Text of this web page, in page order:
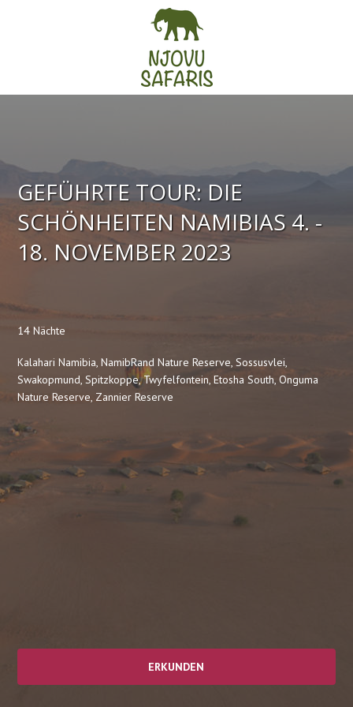
GEFÜHRTE TOUR: DIE
SCHÖNHEITEN NAMIBIAS 4. -
18. NOVEMBER 2023
14 Nächte
Kalahari Namibia, NamibRand Nature Reserve, Sossusvlei,
Swakopmund, Spitzkoppe, Twyfelfontein, Etosha South, Onguma
Nature Reserve, Zannier Reserve
ERKUNDEN